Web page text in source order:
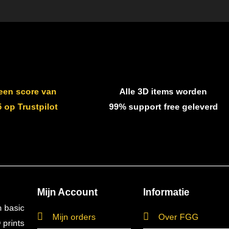
score van
op Trustpilot
Alle 3D items worden
99% support free geleverd
basic
prints
Mijn Account
Mijn orders
Informatie
Over FGG